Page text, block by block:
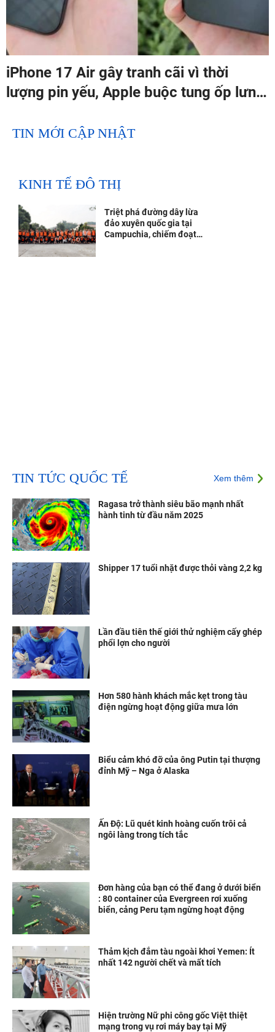
iPhone 17 Air gây tranh cãi vì thời
lượng pin yếu, Apple buộc tung ốp lưng
TIN MỚI CẬP NHẬT
KINH TẾ ĐÔ THỊ
Triệt phá đường dây lừa
đảo xuyên quốc gia tại
Campuchia, chiếm đoạt
TIN TỨC QUỐC TẾ Xem thêm
Ragasa trở thành siêu bão mạnh nhất
hành tinh từ đầu năm 2025
Shipper 17 tuổi nhặt được thỏi vàng 2,2 kg
Lần đầu tiên thế giới thử nghiệm cấy ghép
phổi lợn cho người
Hơn 580 hành khách mắc kẹt trong tàu
điện ngừng hoạt động giữa mưa lớn
Biểu cảm khó đỡ của ông Putin tại thượng
đỉnh Mỹ – Nga ở Alaska
Ấn Độ: Lũ quét kinh hoàng cuốn trôi cả
ngôi làng trong tích tắc
Đơn hàng của bạn có thể đang ở dưới biển
: 80 container của Evergreen rơi xuống
biển, cảng Peru tạm ngừng hoạt động
Thảm kịch đắm tàu ngoài khơi Yemen: Ít
nhất 142 người chết và mất tích
Hiện trường Nữ phi công gốc Việt thiệt
mạng trong vụ rơi máy bay tại Mỹ